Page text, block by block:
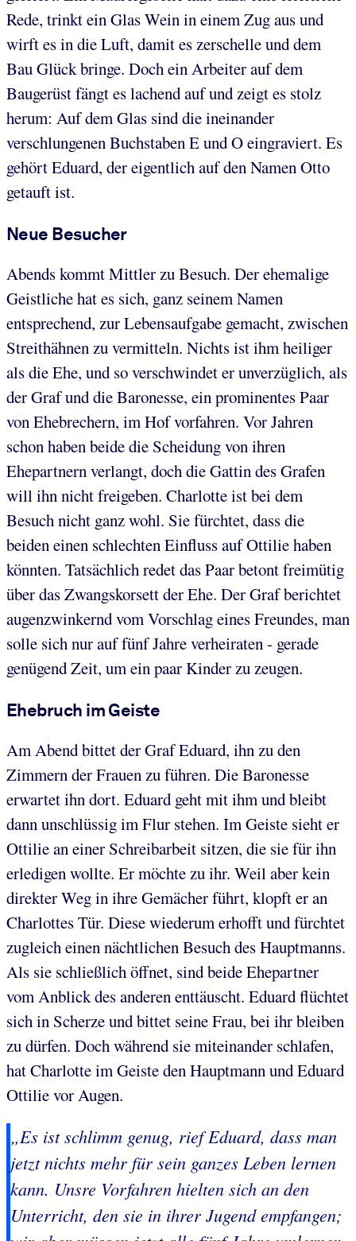
Rede, trinkt ein Glas Wein in einem Zug aus und
wirft es in die Luft, damit es zerschelle und dem
Bau Glück bringe. Doch ein Arbeiter auf dem
Baugerüst fängt es lachend auf und zeigt es stolz
herum: Auf dem Glas sind die ineinander
verschlungenen Buchstaben E und O eingraviert. Es
gehört Eduard, der eigentlich auf den Namen Otto
getauft ist.
Neue Besucher
Abends kommt Mittler zu Besuch. Der ehemalige
Geistliche hat es sich, ganz seinem Namen
entsprechend, zur Lebensaufgabe gemacht, zwischen
Streithähnen zu vermitteln. Nichts ist ihm heiliger
als die Ehe, und so verschwindet er unverzüglich, als
der Graf und die Baronesse, ein prominentes Paar
von Ehebrechern, im Hof vorfahren. Vor Jahren
schon haben beide die Scheidung von ihren
Ehepartnern verlangt, doch die Gattin des Grafen
will ihn nicht freigeben. Charlotte ist bei dem
Besuch nicht ganz wohl. Sie fürchtet, dass die
beiden einen schlechten Einfluss auf Ottilie haben
könnten. Tatsächlich redet das Paar betont freimütig
über das Zwangskorsett der Ehe. Der Graf berichtet
augenzwinkernd vom Vorschlag eines Freundes, man
solle sich nur auf fünf Jahre verheiraten - gerade
genügend Zeit, um ein paar Kinder zu zeugen.
Ehebruch im Geiste
Am Abend bittet der Graf Eduard, ihn zu den
Zimmern der Frauen zu führen. Die Baronesse
erwartet ihn dort. Eduard geht mit ihm und bleibt
dann unschlüssig im Flur stehen. Im Geiste sieht er
Ottilie an einer Schreibarbeit sitzen, die sie für ihn
erledigen wollte. Er möchte zu ihr. Weil aber kein
direkter Weg in ihre Gemächer führt, klopft er an
Charlottes Tür. Diese wiederum erhofft und fürchtet
zugleich einen nächtlichen Besuch des Hauptmanns.
Als sie schließlich öffnet, sind beide Ehepartner
vom Anblick des anderen enttäuscht. Eduard flüchtet
sich in Scherze und bittet seine Frau, bei ihr bleiben
zu dürfen. Doch während sie miteinander schlafen,
hat Charlotte im Geiste den Hauptmann und Eduard
Ottilie vor Augen.
„Es ist schlimm genug, rief Eduard, dass man
jetzt nichts mehr für sein ganzes Leben lernen
kann. Unsre Vorfahren hielten sich an den
Unterricht, den sie in ihrer Jugend empfangen;